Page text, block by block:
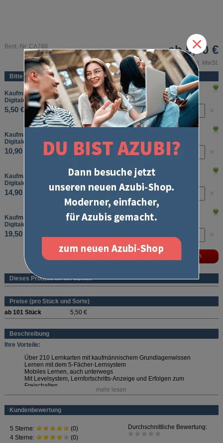
Best.-Nr. CA788 ab5,50 €
inkl. MwSt.
Bitte wählen Sie:
Kaufmännisches Basiswissen
Digitale Lernkarten - Laufzeit: 1 Monat
5,50 €
Kaufmännisches Basiswissen
Digitale Lernkarten - Laufzeit: 3 Monate
10,90 €
Kaufmännisches Basiswissen
Digitale Lernkarten - Laufzeit: 6 Monate
14,90 €
Kaufmännisches Basiswissen
Digitale Lernkarten - Laufzeit: 12 Monate
19,50 €
Dieses Produkt ist ein eBook
Preise (pro Stück und Sorte)
ab 101 Stück
5,50 €
Beschreibung
Ihre Vorteile:
Über 210 Lernkarten mit kaufmännischem Grundlagenwissen
Lernen mit dem 5-Fächer-Lernsystem
Mobiles Lernen, auch unterwegs
Mit Levelsystem, Lernfortschritts-Anzeige und Erfolgen zum
Freischalten
Laufzeiten und Preise:
3 Monate: 10,90 Euro (3,63 Euro/Monat)
6 Monate: 14,90 Euro (2,48 Euro/Monat)
mehr lesen
Kundenbewertung
×